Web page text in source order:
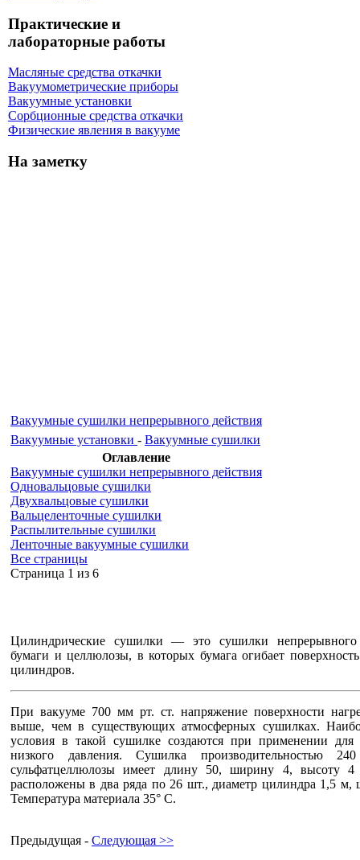
Практические и
лабораторные работы
Масляные средства откачки
Вакуумометрические приборы
Вакуумные установки
Сорбционные средства откачки
Физические явления в вакууме
На заметку
Вакуумные сушилки непрерывного действия
Вакуумные установки - Вакуумные сушилки
Оглавление
Вакуумные сушилки непрерывного действия
Одновальцовые сушилки
Двухвальцовые сушилки
Вальцеленточные сушилки
Распылительные сушилки
Ленточные вакуумные сушилки
Все страницы
Cтраница 1 из 6
Цилиндрические сушилки — это сушилки непрерывного
бумаги и целлюлозы, в которых бумага огибает
цилиндров.
При вакууме 700 мм рт. ст. напряжение поверхности
выше, чем в существующих атмосферных сушилках.
условия в такой сушилке создаются при применении для
низкого давления. Сушилка производительностью
сульфатцеллюлозы имеет длину 50, ширину 4, высоту
расположены в два ряда по 26 шт., диаметр цилиндра 1,5 м,
Температура материала 35° С.
Предыдущая - Следующая >>